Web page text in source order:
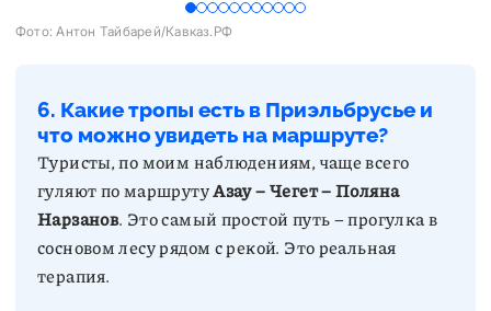
Фото: Антон Тайбарей/Кавказ.РФ
6. Какие тропы есть в Приэльбрусье и
что можно увидеть на маршруте?
Туристы, по моим наблюдениям, чаще всего
гуляют по маршрутуАзау – Чегет – Поляна
Нарзанов. Это самый простой путь – прогулка в
сосновом лесу рядом с рекой. Это реальная